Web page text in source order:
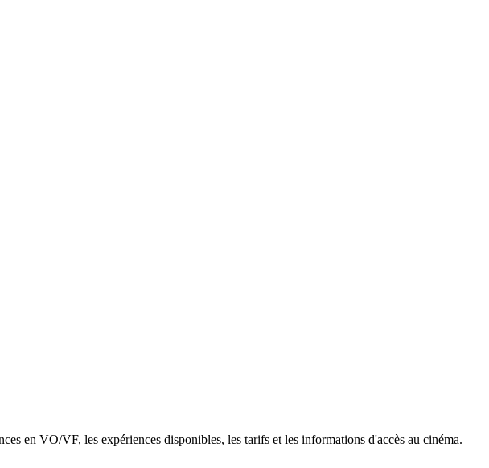
en VO/VF, les expériences disponibles, les tarifs et les informations d'accès au cinéma.